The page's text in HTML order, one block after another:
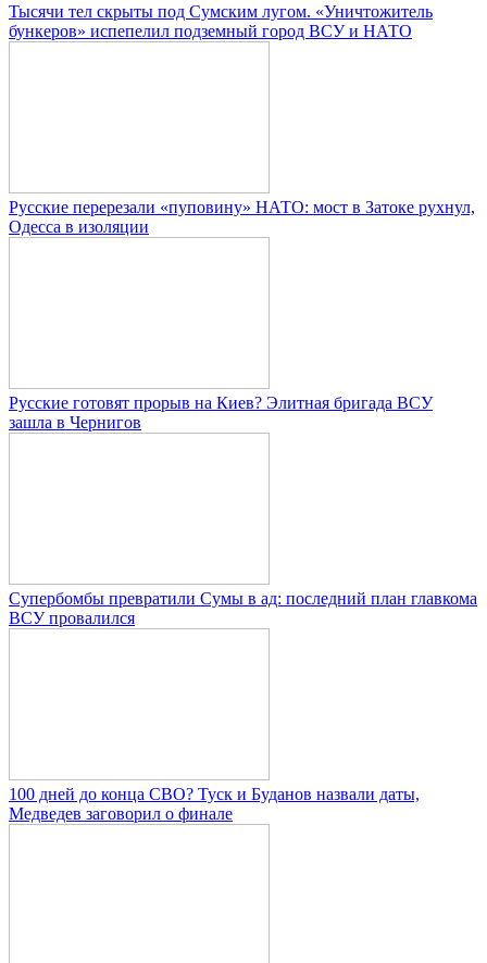
Тысячи тел скрыты под Сумским лугом. «Уничтожитель
бункеров» испепелил подземный город ВСУ и НАТО
Русские перерезали «пуповину» НАТО: мост в Затоке рухнул,
Одесса в изоляции
Русские готовят прорыв на Киев? Элитная бригада ВСУ
зашла в Чернигов
Супербомбы превратили Сумы в ад: последний план главкома
ВСУ провалился
100 дней до конца СВО? Туск и Буданов назвали даты,
Медведев заговорил о финале